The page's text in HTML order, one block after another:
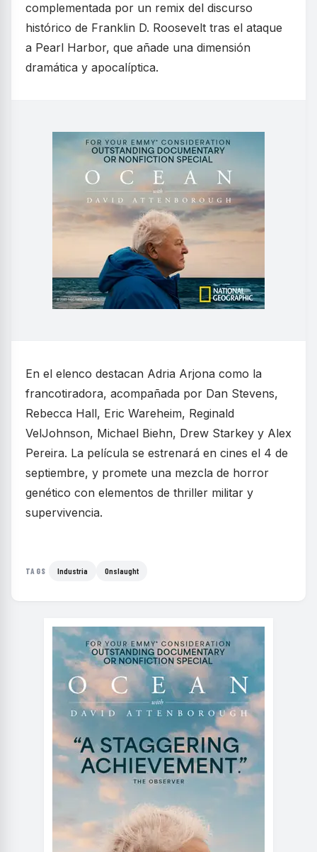
complementada por un remix del discurso
histórico de Franklin D. Roosevelt tras el ataque
a Pearl Harbor, que añade una dimensión
dramática y apocalíptica.
En el elenco destacan Adria Arjona como la
francotiradora, acompañada por Dan Stevens,
Rebecca Hall, Eric Wareheim, Reginald
VelJohnson, Michael Biehn, Drew Starkey y Alex
Pereira. La película se estrenará en cines el 4 de
septiembre, y promete una mezcla de horror
genético con elementos de thriller militar y
supervivencia.
TAGS Industria Onslaught